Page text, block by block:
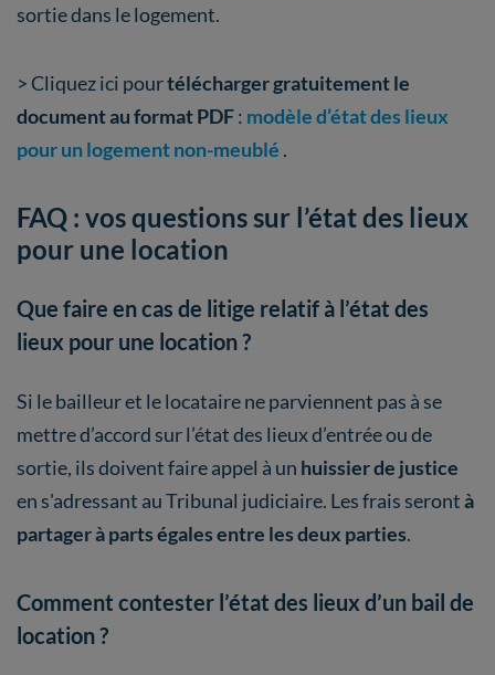
sortie dans le logement.
> Cliquez ici pourtélécharger gratuitement le
document au format PDF: modèle d’état des lieux
pour un logement non-meublé .
FAQ : vos questions sur l’état des lieux
pour une location
Que faire en cas de litige relatif à l’état des
lieux pour une location ?
Si le bailleur et le locataire ne parviennent pas à se
mettre d’accord sur l’état des lieux d’entrée ou de
sortie, ils doivent faire appel à un huissier de justice
en s'adressant au Tribunal judiciaire. Les frais serontà
partager à parts égales entre les deux parties.
Comment contester l’état des lieux d’un bail de
location ?